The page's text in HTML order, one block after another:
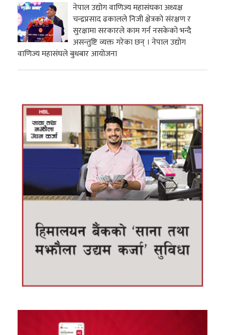
नेपाल उद्योग वाणिज्य महासंघका अध्यक्ष
चन्द्रप्रसाद ढकालले निजी क्षेत्रको संरक्षण र
सुरक्षामा सरकारले काम गर्न नसकेको भन्दै
असन्तुष्टि व्यक्त गरेका छन् । नेपाल उद्योग
वाणिज्य महासंघले बुधबार आयोजना